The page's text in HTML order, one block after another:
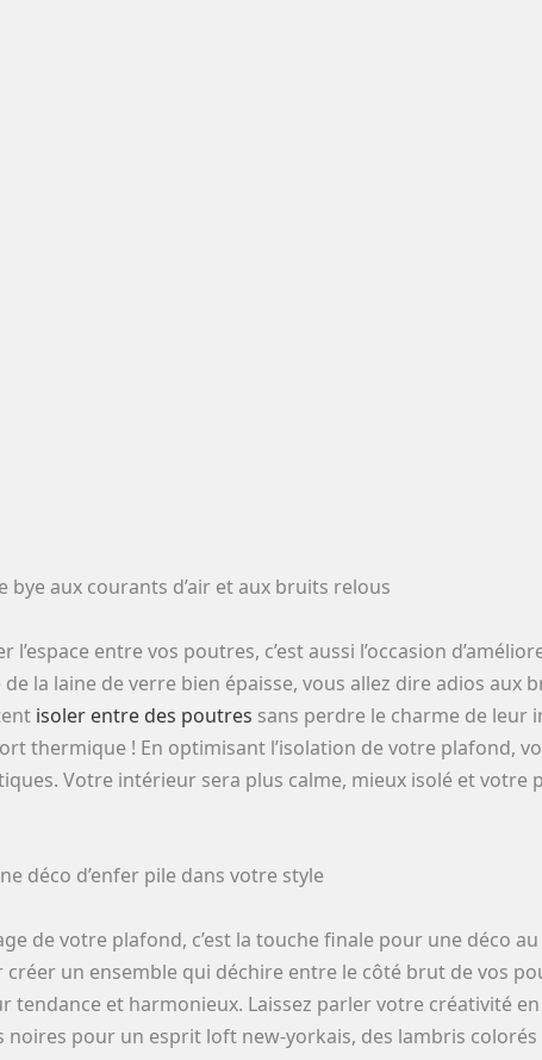
bye aux courants d’air et aux bruits relous
l’espace entre vos poutres, c’est aussi l’occasion
de la laine de verre bien épaisse, vous allez dire adios
isoler entre des poutres sans perdre le charme de leur
thermique ! En optimisant l’isolation de votre plafond,
Votre intérieur sera plus calme, mieux isolé et votre
déco d’enfer pile dans votre style
de votre plafond, c’est la touche finale pour une déco
créer un ensemble qui déchire entre le côté brut de vos
tendance et harmonieux. Laissez parler votre créativité
noires pour un esprit loft new-yorkais, des lambris